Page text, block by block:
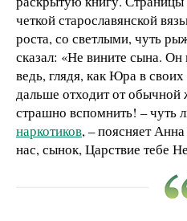
четкой старославянской
роста, со светлыми, чуть
сказал: «Не вините сына.
ведь, глядя, как Юра в
дальше отходит от обычной
страшно вспомнить! – чуть
наркотиков, – поясняет
нас, сынок, Царствие тебе